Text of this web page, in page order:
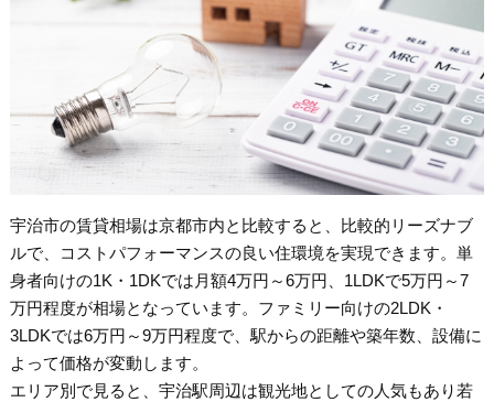
宇治市の賃貸相場は京都市内と比較すると、比較的リーズナブ
ルで、コストパフォーマンスの良い住環境を実現できます。単
身者向けの1K・1DKでは月額4万円～6万円、1LDKで5万円～7
万円程度が相場となっています。ファミリー向けの2LDK・
3LDKでは6万円～9万円程度で、駅からの距離や築年数、設備に
よって価格が変動します。
エリア別で見ると、宇治駅周辺は観光地としての人気もあり若